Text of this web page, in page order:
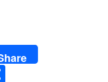
金交易，保證快速出價